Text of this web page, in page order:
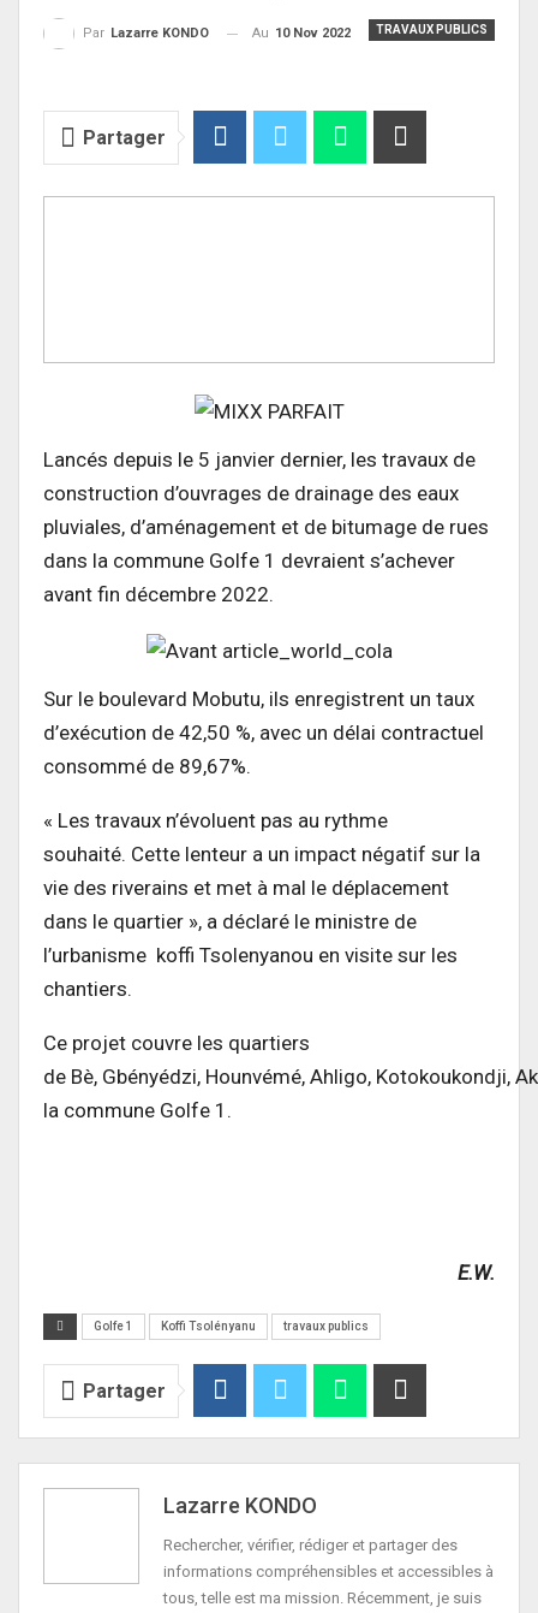
TRAVAUX PUBLICS
Par Lazarre KONDO Au 10 Nov 2022
Partager
Lancés depuis le 5 janvier dernier, les travaux de
construction d’ouvrages de drainage des eaux
pluviales, d’aménagement et de bitumage de rues
dans la commune Golfe 1 devraient s’achever
avant fin décembre 2022.
Sur le boulevard Mobutu, ils enregistrent un taux
d’exécution de 42,50 %, avec un délai contractuel
consommé de 89,67%.
« Les travaux n’évoluent pas au rythme
souhaité. Cette lenteur a un impact négatif sur la
vie des riverains et met à mal le déplacement
dans le quartier », a déclaré le ministre de
l’urbanisme koffi Tsolenyanou en visite sur les
chantiers.
Ce projet couvre les quartiers
de Bè, Gbényédzi, Hounvémé, Ahligo, Kotokoukondji,
la commune Golfe 1.
E.W.
Golfe 1 Koffi Tsolényanu travaux publics
Partager
Lazarre KONDO
Rechercher, vérifier, rédiger et partager des
informations compréhensibles et accessibles à
tous, telle est ma mission. Récemment, je suis